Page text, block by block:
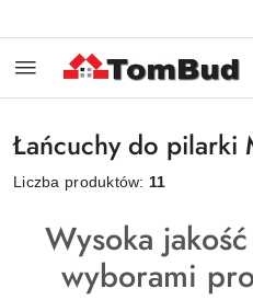
Łańcuchy do pilarki
Liczba produktów: 11
Wysoka
wyborami